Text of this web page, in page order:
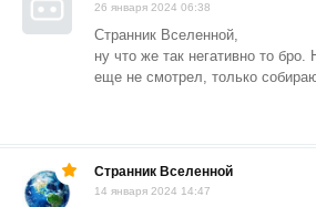
26 января 2024 06:38
Странник Вселенной,
ну что же так негативно то
еще не смотрел, только
Странник Вселенной
14 января 2024 14:47